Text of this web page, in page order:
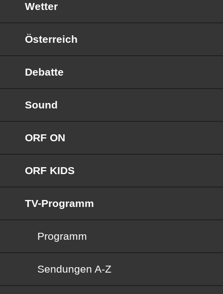
Wetter
Österreich
Debatte
Sound
ORF ON
ORF KIDS
TV-Programm
Programm
Sendungen von A bis Z
Sendungen A-Z